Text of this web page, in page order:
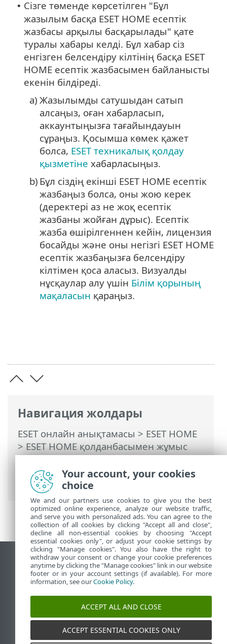
Навигация жолдары
ESET онлайн анықтамасы > ESET HOME
> ESET HOME қолданбасымен жұмыс
істеу>Жазылымдар және
жазылымдарды басқару > Жазылым
қосу
• Сізге төменде көрсетілген "Бұл
жазылым басқа ESET HOME есептік
жазбасы арқылы басқарылады" қате
туралы хабары келді. Бұл хабар сіз
енгізген белсендіру кілтінің басқа ESET
HOME есептік жазбасымен байланысты
екенін білдіреді.
a) Жазылымды сатушыдан сатып
алсаңыз, оған хабарласып,
аккаунтыңызға тағайындауын
сұраңыз. Қосымша көмек қажет
болса, ESET техникалық қолдау
қызметіне хабарласыңыз.
b) Бұл сіздің екінші ESET HOME есептік
жазбаңыз болса, оны жою керек
(деректері аз не жоқ есептік
жазбаны жойған дұрыс). Есептік
жазба өшірілгеннен кейін, лицензия
босайды және оны негізгі ESET HOME
есептік жазбаңызға белсендіру
кілтімен қоса аласыз. Визуалды
нұсқаулар алу үшін Білім қорының
мақаласын қараңыз.
Жұмыс үстеліндегі сайтты қарау
End of Life
ESET білім қоры
ESET форумы
ESET Status Portal
Аймақтық қолдау
Your account, your cookies
choice
We and our partners use cookies to give you the best
optimized online experience, analyze our website traffic,
and serve you with personalized ads. You can agree to the
collection of all cookies by clicking "Accept all and close",
decline all non-essential cookies by choosing "Accept
essential cookies only", or adjust your cookie settings by
clicking "Manage cookies". You also have the right to
withdraw your consent or change your cookie preferences
anytime by clicking the "Manage cookies" link in our website
footer or in your account settings (if available). For more
information, see ourCookie Policy.
ACCEPT ALL AND CLOSE
ACCEPT ESSENTIAL COOKIES ONLY